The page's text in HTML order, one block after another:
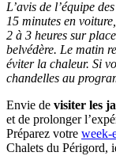
L’avis de l’équipe
15 minutes en
2 à 3 heures sur
belvédère. Le matin
éviter la chaleur. Si
chandelles au
Envie de visiter les
et de prolonger
Préparez votre week-
Chalets du Périgord,